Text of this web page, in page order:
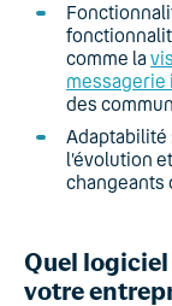
comme la
messagerie
des
Adaptabilité
l’évolution
changeants
Quel
votre